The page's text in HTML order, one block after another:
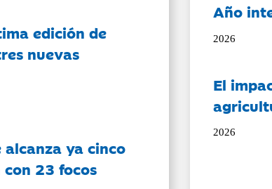
edición de
nuevas
alcanza ya cinco
23 focos
Año
2026
El
2026